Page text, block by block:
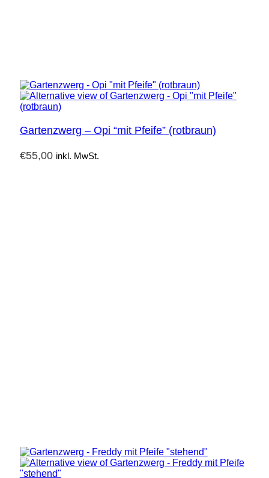
Gartenzwerg – Opi “mit Pfeife” (rotbraun)
€55,00 inkl. MwSt.